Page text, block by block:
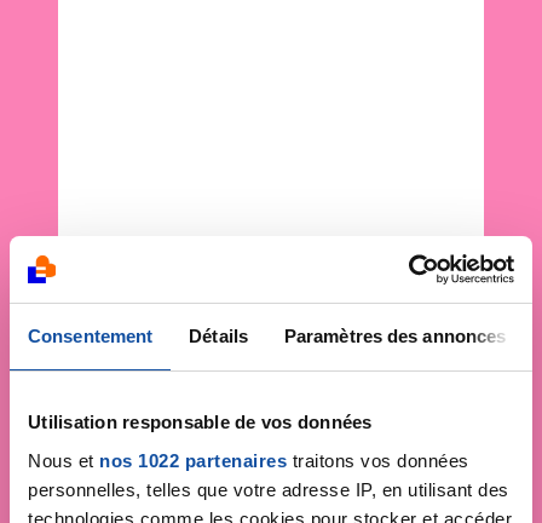
Consentement Détails Paramètres des annonces
Utilisation responsable de vos données
Nous et nos 1022 partenaires traitons vos données
personnelles, telles que votre adresse IP, en utilisant des
technologies comme les cookies pour stocker et accéder